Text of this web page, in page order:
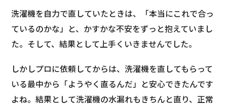
洗濯機を自力で直していたときは、「本当にこれで合っ
ているのかな」と、かすかな不安をずっと抱えていまし
た。そして、結果として上手くいきませんでした。
しかしプロに依頼してからは、洗濯機を直してもらって
いる最中から「ようやく直るんだ」と安心できたんです
よね。結果として洗濯機の水漏れもきちんと直り、正常